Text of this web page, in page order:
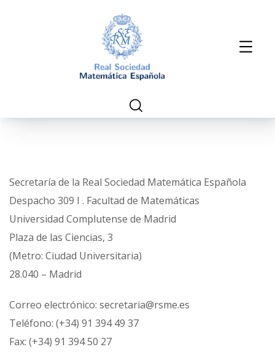
Secretaría de la Real Sociedad Matemática Española
Despacho 309 I . Facultad de Matemáticas
Universidad Complutense de Madrid
Plaza de las Ciencias, 3
(Metro: Ciudad Universitaria)
28.040 – Madrid
Correo electrónico: secretaria@rsme.es
Teléfono: (+34) 91 394 49 37
Fax: (+34) 91 394 50 27